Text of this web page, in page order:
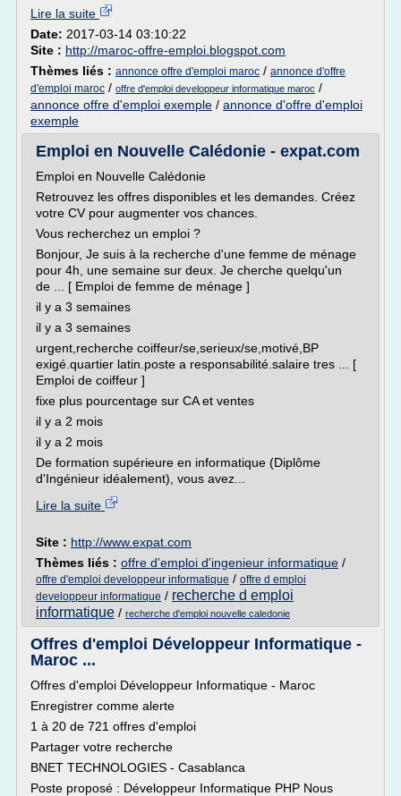
Lire la suite
Date: 2017-03-14 03:10:22
Site : http://maroc-offre-emploi.blogspot.com
Thèmes liés : annonce offre d'emploi maroc / annonce d'offre
d'emploi maroc / offre d'emploi developpeur informatique maroc /
annonce offre d'emploi exemple / annonce d'offre d'emploi
exemple
Emploi en Nouvelle Calédonie - expat.com
Emploi en Nouvelle Calédonie
Retrouvez les offres disponibles et les demandes. Créez
votre CV pour augmenter vos chances.
Vous recherchez un emploi ?
Bonjour, Je suis à la recherche d'une femme de ménage
pour 4h, une semaine sur deux. Je cherche quelqu'un
de ... [ Emploi de femme de ménage ]
il y a 3 semaines
il y a 3 semaines
urgent,recherche coiffeur/se,serieux/se,motivé,BP
exigé.quartier latin.poste a responsabilité.salaire tres ... [
Emploi de coiffeur ]
fixe plus pourcentage sur CA et ventes
il y a 2 mois
il y a 2 mois
De formation supérieure en informatique (Diplôme
d'Ingénieur idéalement), vous avez...
Lire la suite
Site : http://www.expat.com
Thèmes liés : offre d'emploi d'ingenieur informatique /
offre d'emploi developpeur informatique / offre d emploi
developpeur informatique / recherche d emploi
informatique / recherche d'emploi nouvelle caledonie
Offres d'emploi Développeur Informatique -
Maroc ...
Offres d'emploi Développeur Informatique - Maroc
Enregistrer comme alerte
1 à 20 de 721 offres d'emploi
Partager votre recherche
BNET TECHNOLOGIES - Casablanca
Poste proposé : Développeur Informatique PHP Nous